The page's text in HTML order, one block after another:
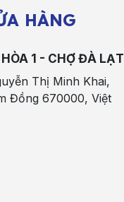
HÀNG
1 - CHỢ ĐÀ LẠT
Thị Minh Khai,
Đồng 670000, Việt